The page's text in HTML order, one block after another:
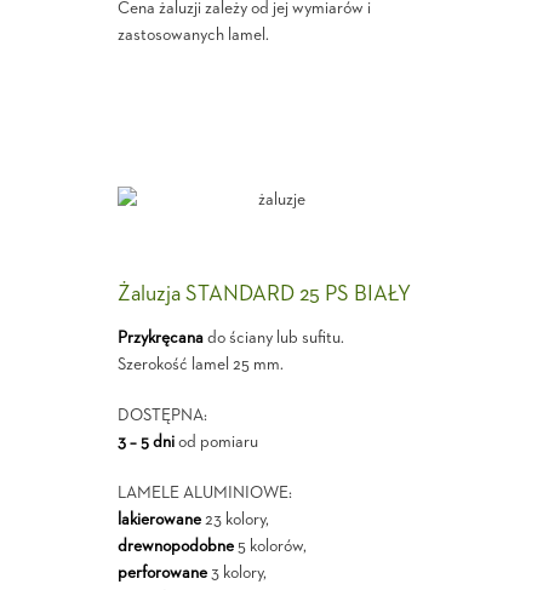
Cena żaluzji zależy od jej wymiarów i
zastosowanych lamel.
Żaluzja STANDARD 25 PS BIAŁY
Przykręcanado ściany lub sufitu.
Szerokość lamel 25 mm.
DOSTĘPNA:
3 – 5 dniod pomiaru
LAMELE ALUMINIOWE:
lakierowane23 kolory,
drewnopodobne5 kolorów,
perforowane3 kolory,